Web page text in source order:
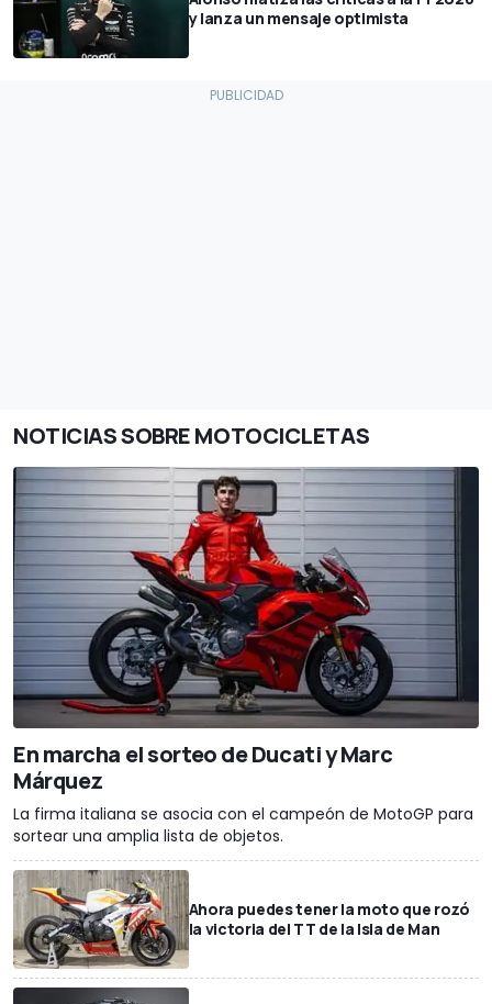
y lanza un mensaje optimista
NOTICIAS SOBRE MOTOCICLETAS
En marcha el sorteo de Ducati y Marc
Márquez
La firma italiana se asocia con el campeón de MotoGP para
sortear una amplia lista de objetos.
Ahora puedes tener la moto que rozó
la victoria del TT de la Isla de Man